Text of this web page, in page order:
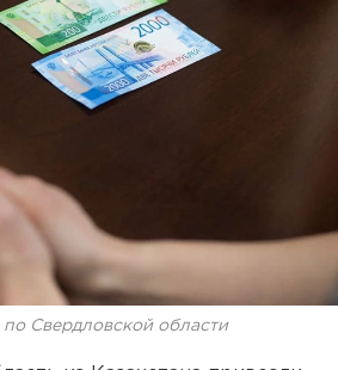
Свердловской области